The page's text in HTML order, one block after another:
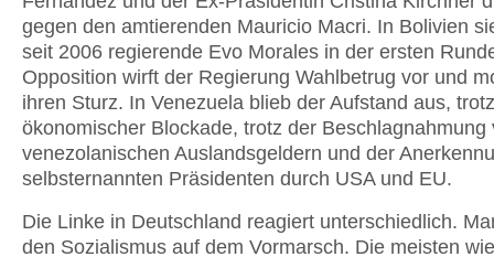
gegen den amtierenden Mauricio Macri. In Bolivien
seit 2006 regierende Evo Morales in der ersten
Opposition wirft der Regierung Wahlbetrug vor und
ihren Sturz. In Venezuela blieb der Aufstand aus,
ökonomischer Blockade, trotz der Beschlagnahmung
venezolanischen Auslandsgeldern und der
selbsternannten Präsidenten durch USA und EU.
Die Linke in Deutschland reagiert unterschiedlich.
den Sozialismus auf dem Vormarsch. Die meisten